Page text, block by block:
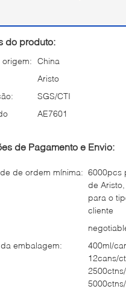
do produto:
China
Aristo
SGS/CTI
AE7601
de Pagamento e Envio:
de ordem mínima: 6000pcs
de
para o
cliente
embalagem:
400ml/
12cans/